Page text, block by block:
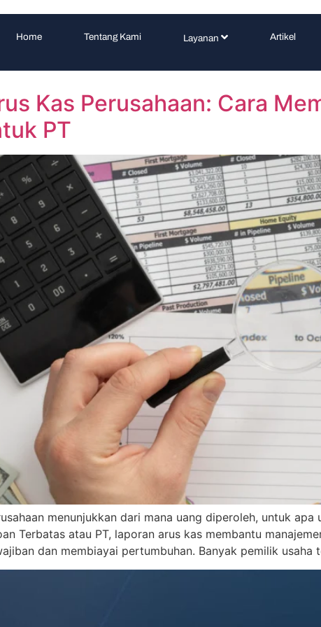
Home Tentang Kami Layanan Artikel
Kas Perusahaan: Cara
PT
menunjukkan dari mana uang diperoleh, untuk
Terbatas atau PT, laporan arus kas membantu
dan membiayai pertumbuhan. Banyak pemilik